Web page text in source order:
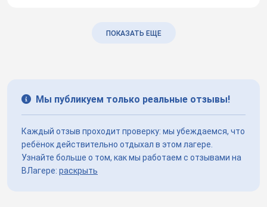
ПОКАЗАТЬ ЕЩЕ
Мы публикуем только реальные отзывы!
Каждый отзыв проходит проверку: мы убеждаемся, что
ребёнок действительно отдыхал в этом лагере.
Узнайте больше о том, как мы работаем с отзывами на
ВЛагере: раскрыть